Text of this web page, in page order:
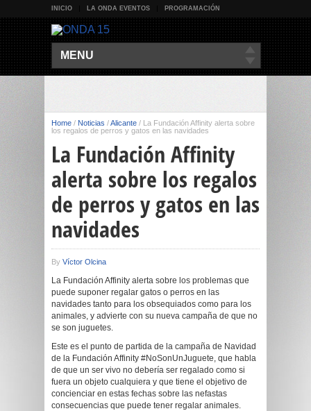
INICIO LA ONDA EVENTOS PROGRAMACIÓN
MENU
Home / Noticias /Alicante / La Fundación Affinity alerta sobre
los regalos de perros y gatos en las navidades
La Fundación Affinity
alerta sobre los regalos
de perros y gatos en las
navidades
By Víctor Olcina
La Fundación Affinity alerta sobre los problemas que
puede suponer regalar gatos o perros en las
navidades tanto para los obsequiados como para los
animales, y advierte con su nueva campaña de que no
se son juguetes.
Este es el punto de partida de la campaña de Navidad
de la Fundación Affinity #NoSonUnJuguete, que habla
de que un ser vivo no debería ser regalado como si
fuera un objeto cualquiera y que tiene el objetivo de
concienciar en estas fechas sobre las nefastas
consecuencias que puede tener regalar animales.